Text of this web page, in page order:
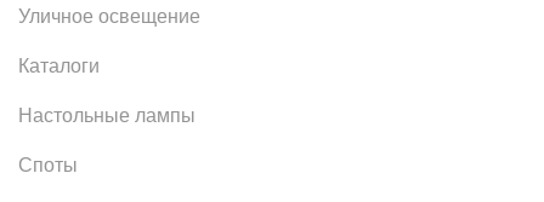
Уличное освещение
Каталоги
Настольные лампы
Споты